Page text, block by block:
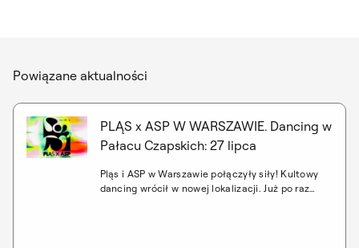
Powiązane aktualności
PLĄS x ASP W WARSZAWIE. Dancing w
Pałacu Czapskich: 27 lipca
Pląs i ASP w Warszawie połączyły siły! Kultowy
dancing wrócił w nowej lokalizacji. Już po raz